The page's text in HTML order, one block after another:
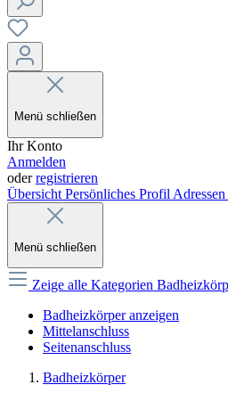
Menü schließen
Ihr Konto
Anmelden
oderregistrieren
Übersicht Persönliches Profil Adressen
Menü schließen
Zeige alle Kategorien
Badheizkörper anzeigen
Mittelanschluss
Seitenanschluss
Badheizkörper